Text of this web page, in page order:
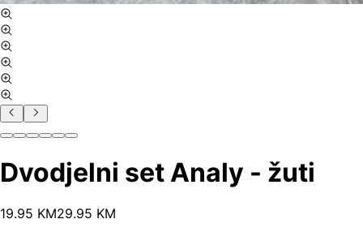
Dvodjelni set Analy - žuti
19.95 KM29.95 KM